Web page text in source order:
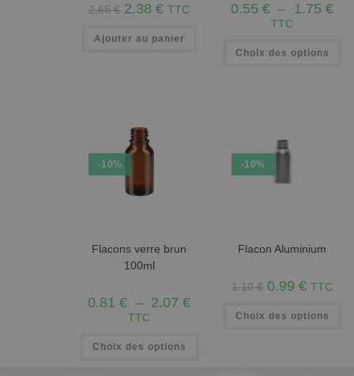
2.65€ 2.38€ TTC
Ajouter au panier
0.55€ – 1.75€
TTC
Choix des options
-10%
Flacons verre brun
100ml
0.81€ – 2.07€
TTC
Choix des options
-10%
Flacon Aluminium
1.10€ 0.99€ TTC
Choix des options